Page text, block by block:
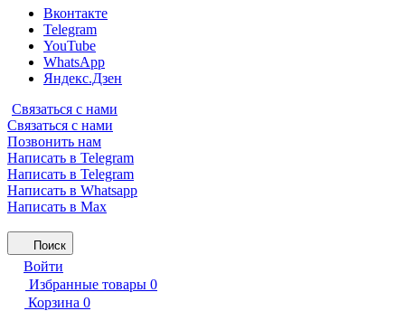
Вконтакте
Telegram
YouTube
WhatsApp
Яндекс.Дзен
Связаться с нами
Связаться с нами
Позвонить нам
Написать в Telegram
Написать в Telegram
Написать в Whatsapp
Написать в Max
Поиск
Войти
Избранные товары 0
Корзина 0